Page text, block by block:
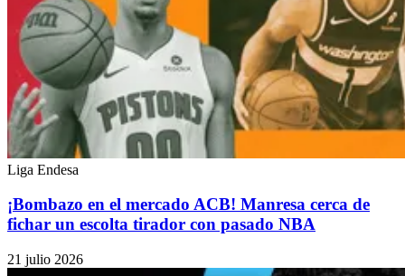
Liga Endesa
¡Bombazo en el mercado ACB! Manresa cerca de
fichar un escolta tirador con pasado NBA
21 julio 2026